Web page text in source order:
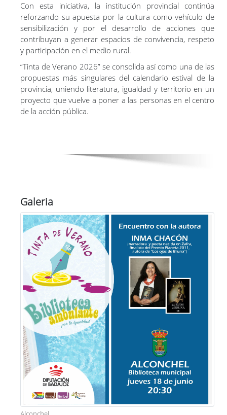
Con esta iniciativa, la institución provincial continúa
reforzando su apuesta por la cultura como vehículo de
sensibilización y por el desarrollo de acciones que
contribuyan a generar espacios de convivencia, respeto
y participación en el medio rural.
“Tinta de Verano 2026” se consolida así como una de las
propuestas más singulares del calendario estival de la
provincia, uniendo literatura, igualdad y territorio en un
proyecto que vuelve a poner a las personas en el centro
de la acción pública.
Galeria